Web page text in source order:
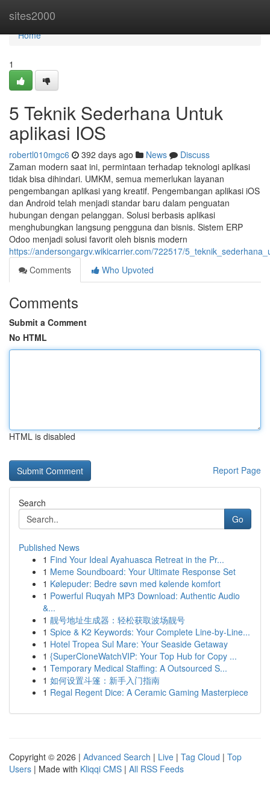
sites2000
Home
Home
1
5 Teknik Sederhana Untuk
aplikasi IOS
robertl010mgc6 392 days ago News
Discuss
Zaman modern saat ini, permintaan terhadap teknologi aplikasi
tidak bisa dihindari. UMKM, semua memerlukan layanan
pengembangan aplikasi yang kreatif. Pengembangan aplikasi iOS
dan Android telah menjadi standar baru dalam penguatan
hubungan dengan pelanggan. Solusi berbasis aplikasi
menghubungkan langsung pengguna dan bisnis. Sistem ERP
Odoo menjadi solusi favorit oleh bisnis modern
https://andersongargv.wikicarrier.com/722517/
Comments
Who Upvoted
Comments
Submit a Comment
No HTML
HTML is disabled
Report Page
Search
Go
Published News
1 Find Your Ideal Ayahuasca Retreat in the Pr...
1 Meme Soundboard: Your Ultimate Response Set
1 Kølepuder: Bedre søvn med kølende komfort
1 Powerful Ruqyah MP3 Download: Authentic Audio
&...
1 靓号地址生成器：轻松获取波场靓号
1 Spice & K2 Keywords: Your Complete Line-by-Line...
1 Hotel Tropea Sul Mare: Your Seaside Getaway
1 {SuperCloneWatchVIP: Your Top Hub for Copy ...
1 Temporary Medical Staffing: A Outsourced S...
1 如何设置斗篷：新手入门指南
1 Regal Regent Dice: A Ceramic Gaming Masterpiece
Copyright © 2026 | Advanced Search | Live | Tag Cloud | Top
Users | Made with Kliqqi CMS | All RSS Feeds